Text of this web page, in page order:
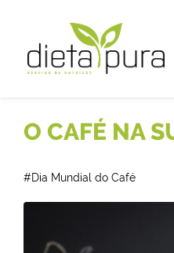
O CAFÉ NA
#Dia Mundial do Café